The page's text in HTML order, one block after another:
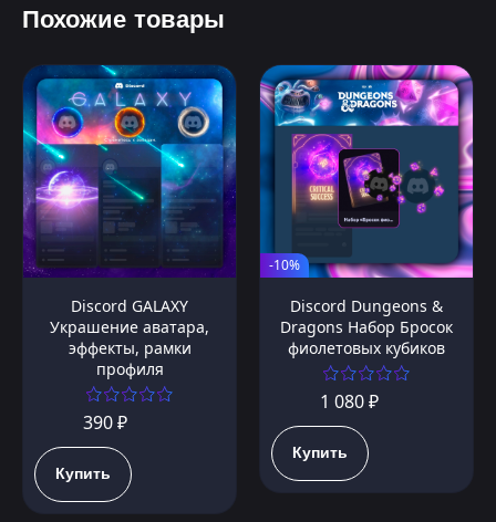
Похожие товары
Discord GALAXY
Украшение аватара,
эффекты, рамки
профиля
390 ₽
Купить
-10%
Discord Dungeons &
Dragons Набор Бросок
фиолетовых кубиков
1 080 ₽
Купить